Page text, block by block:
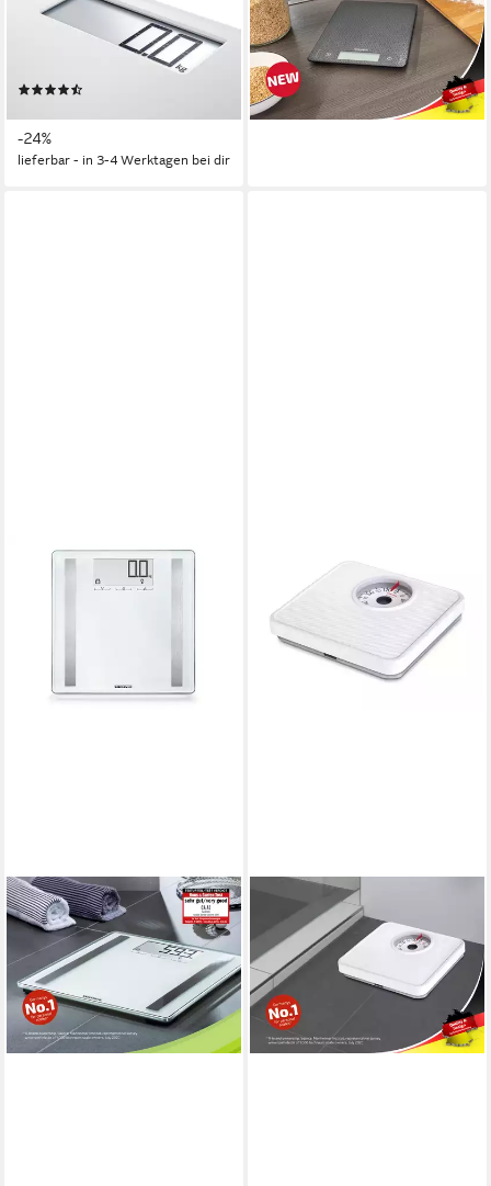
Safe 100, 1-tlg., LCD-Anzeige,
extraflach, bis 180kg, große
Trittfläche, inkl. Batterien
-24%
lieferbar - in 3-4 Werktagen bei dir
Page Comfort Mosaic, (1-tlg),
LCD-Anzeige, flaches Design,
bis 10kg, Zuwiegefunktion
ab 32,99 €
lieferbar - in 2-3 Werktagen bei dir